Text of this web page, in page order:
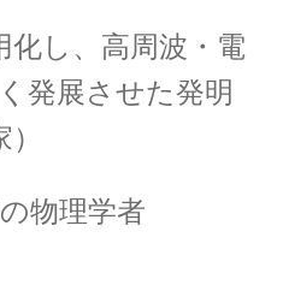
センブルーク
化し、高周波・電
発展させた発明
物理学者